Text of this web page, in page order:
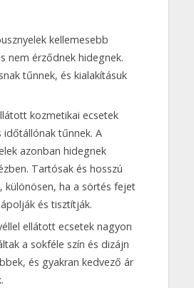
kellemesebb
nem érződnek hidegnek.
tűnnek, és kialakításuk
kozmetikai ecsetek
időtállónak tűnnek. A
azonban hidegnek
Tartósak és hosszú
különösen, ha a sörtés fejet
és tisztítják.
ellátott ecsetek nagyon
a sokféle szín és dizájn
és gyakran kedvező ár